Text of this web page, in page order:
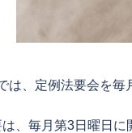
は、定例法要会を毎
、毎月第3日曜日に